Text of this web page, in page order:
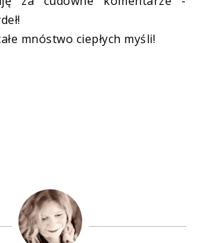
mnóstwo ciepłych myśli!